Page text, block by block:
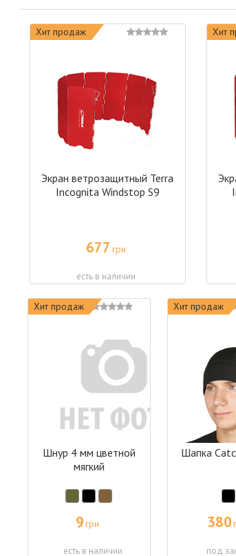
Хит продаж
Экран ветрозащитный Terra
Incognita Windstop S9
677 грн
есть в наличии
Хит
Хит продаж
Шнур 4 мм цветной
мягкий
9грн
есть в наличии
Хит продаж
Шапка
380
под